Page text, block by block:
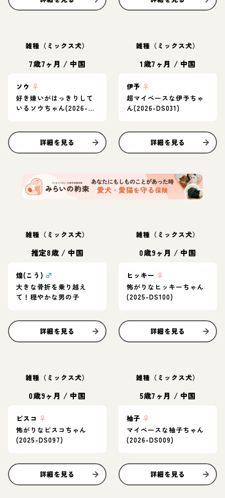
雑種（ミックス犬）
7歳7ヶ月 / 中国
ソウ ♀
好き嫌いがはっきりして
いるソウちゃん(2026-
詳細を見る
雑種（ミックス犬）
1歳7ヶ月 / 中国
伊予 ♀
超マイペースな伊予ちゃ
ん(2026-DS031)
詳細を見る
雑種（ミックス犬）
推定8歳 / 中国
煌(こう) ♂
大きな骨折を乗り越え
て！穏やかな男の子
詳細を見る
雑種（ミックス犬）
0歳9ヶ月 / 中国
ヒッキー ♀
怖がりなヒッキーちゃん
(2025-DS100)
詳細を見る
雑種（ミックス犬）
0歳9ヶ月 / 中国
ビスコ ♀
怖がりなビスコちゃん
(2025-DS097)
詳細を見る
雑種（ミックス犬）
5歳7ヶ月 / 中国
柚子 ♀
マイペースな柚子ちゃん
(2026-DS009)
詳細を見る